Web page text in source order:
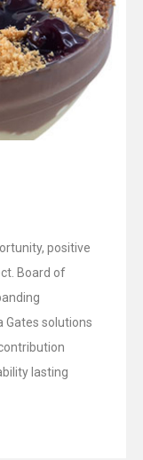
positive
Board of
Gates solutions
lasting